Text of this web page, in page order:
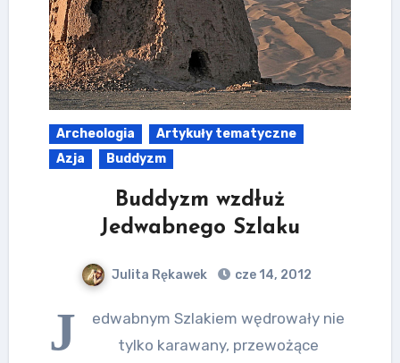
Archeologia
Artykuły tematyczne
Azja
Buddyzm
Buddyzm wzdłuż
Jedwabnego Szlaku
Julita Rękawek cze 14, 2012
J
edwabnym Szlakiem wędrowały nie
tylko karawany, przewożące